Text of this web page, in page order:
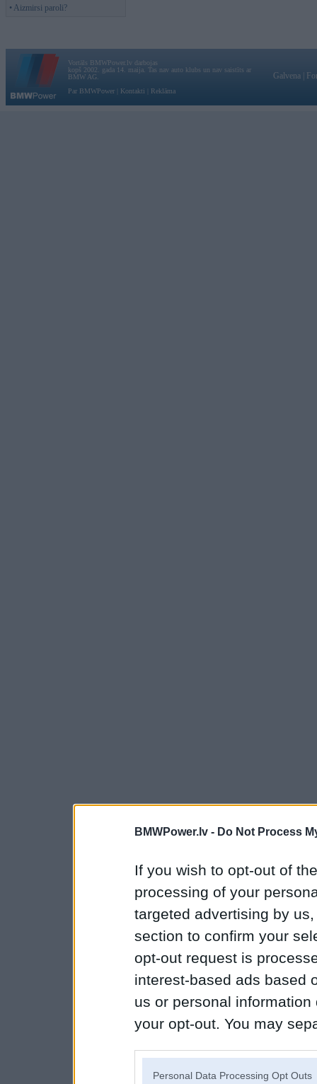
BMWPower.lv - Do Not Process
If you wish to opt-out of
processing of your
targeted advertising by
section to confirm your
opt-out request is
interest-based ads based
us or personal
your opt-out. You may
Personal Data Processing Opt Outs
• Aizmirsi paroli?
Vortāls BMWPower.lv darbojas
kopš 2002. gada 14. maija. Tas nav auto klubs un nav saistīts ar
BMW AG.
Par BMWPower
Kontakti Reklāma
Galvena